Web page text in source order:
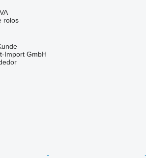
rolos
Import GmbH